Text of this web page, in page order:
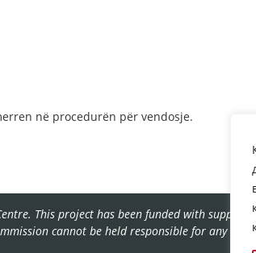
në procedurën për vendosje.
This project has been funded with support
cannot be held responsible for any